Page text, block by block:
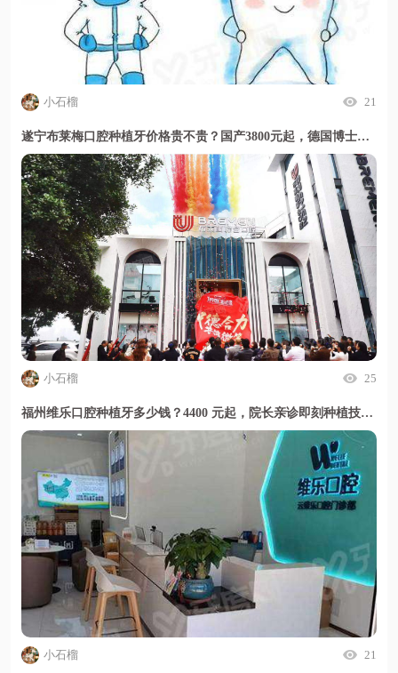
小石榴 21
遂宁布莱梅口腔种植牙价格贵不贵？国产3800元起，德国博士亲诊技术靠谱收费透明
小石榴 25
福州维乐口腔种植牙多少钱？4400 元起，院长亲诊即刻种植技术好
小石榴 21